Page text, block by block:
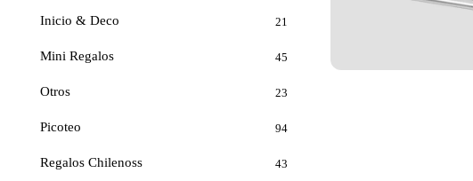
Inicio & Deco 21
Mini Regalos 45
Otros 23
Picoteo 94
Regalos Chilenoss 43